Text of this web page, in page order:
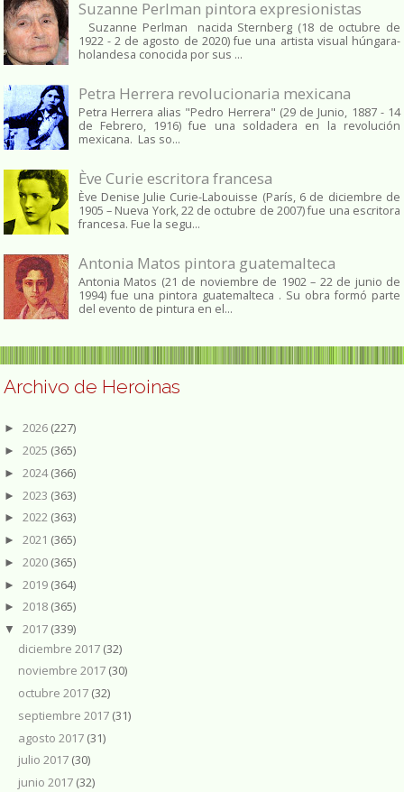
Suzanne Perlman pintora expresionistas
Suzanne Perlman nacida Sternberg (18 de octubre de
1922 - 2 de agosto de 2020) fue una artista visual húngara-
holandesa conocida por sus ...
Petra Herrera revolucionaria mexicana
Petra Herrera alias "Pedro Herrera" (29 de Junio, 1887 - 14
de Febrero, 1916) fue una soldadera en la revolución
mexicana. Las so...
Ève Curie escritora francesa
Ève Denise Julie Curie-Labouisse (París, 6 de diciembre de
1905 – Nueva York, 22 de octubre de 2007) fue una escritora
francesa. Fue la segu...
Antonia Matos pintora guatemalteca
Antonia Matos (21 de noviembre de 1902 – 22 de junio de
1994) fue una pintora guatemalteca . Su obra formó parte
del evento de pintura en el...
Archivo de Heroinas
► 2026 (227)
► 2025 (365)
► 2024(366)
► 2023 (363)
► 2022 (363)
► 2021 (365)
► 2020 (365)
► 2019 (364)
► 2018 (365)
▼ 2017 (339)
diciembre 2017 (32)
noviembre 2017 (30)
octubre 2017 (32)
septiembre 2017 (31)
agosto 2017 (31)
julio 2017 (30)
junio 2017 (32)